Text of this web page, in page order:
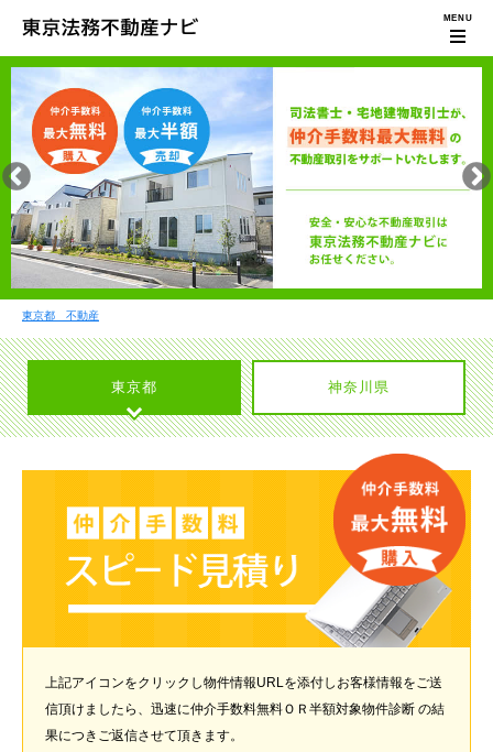
東京都 不動産
東京都 神奈川県
上記アイコンをクリックし物件情報URLを添付しお客様情報をご送
信頂けましたら、迅速に仲介手数料無料ＯＲ半額対象物件診断 の結
果につきご返信させて頂きます。